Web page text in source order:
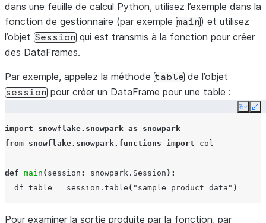
dans une feuille de calcul Python, utilisez l’exemple dans la
fonction de gestionnaire (par exemple main) et utilisez
l’objet Session qui est transmis à la fonction pour créer
des DataFrames.
Par exemple, appelez la méthode table de l’objet
session pour créer un DataFrame pour une table :
Copy
import snowflake.snowpark as
snowpark
from snowflake.snowpark.functions import col
def main ( session : snowpark . Session ):
df_table = session . table ( "sample_product_data" )
Pour examiner la sortie produite par la fonction, par